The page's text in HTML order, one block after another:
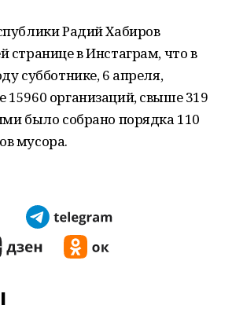
Радий Хабиров
странице в Инстаграм, что в
субботнике, 6 апреля,
15960 организаций, свыше 319
было собрано порядка 110
мусора.